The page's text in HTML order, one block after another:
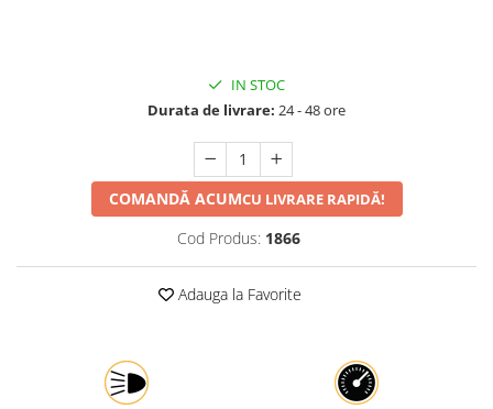
IN STOC
Durata de livrare: 24 - 48 ore
COMANDĂ ACUMCU LIVRARE RAPIDĂ!
Cod Produs: 1866
Adauga la Favorite